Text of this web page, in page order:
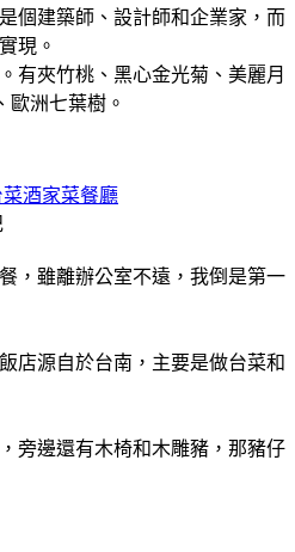
個建築師、設計師和企業家，而
現。
有夾竹桃、黑心金光菊、美麗月
歐洲七葉樹。
酒家菜餐廳
，雖離辦公室不遠，我倒是第一
店源自於台南，主要是做台菜和
旁邊還有木椅和木雕豬，那豬仔